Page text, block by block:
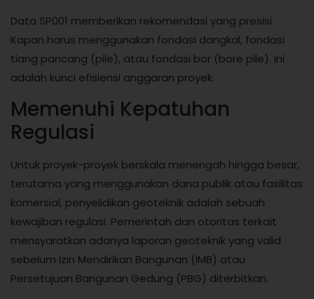
Data SP001 memberikan rekomendasi yang presisi.
Kapan harus menggunakan fondasi dangkal, fondasi
tiang pancang (pile), atau fondasi bor (bore pile). Ini
adalah kunci efisiensi anggaran proyek.
Memenuhi Kepatuhan
Regulasi
Untuk proyek-proyek berskala menengah hingga besar,
terutama yang menggunakan dana publik atau fasilitas
komersial, penyelidikan geoteknik adalah sebuah
kewajiban regulasi. Pemerintah dan otoritas terkait
mensyaratkan adanya laporan geoteknik yang valid
sebelum Izin Mendirikan Bangunan (IMB) atau
Persetujuan Bangunan Gedung (PBG) diterbitkan.